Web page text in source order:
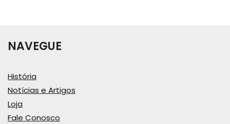
NAVEGUE
História
Notícias e Artigos
Loja
Fale Conosco